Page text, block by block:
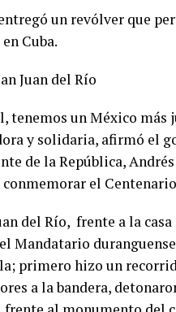
un revólver que
Cuba.
Juan del Río
tenemos un México
y solidaria, afirmó el
de la República,
el
del Río, frente a la
Mandatario
primero hizo un
a la bandera,